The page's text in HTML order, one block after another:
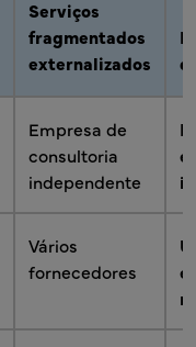
Serviços
fragmentados
externalizados
Empresa de
consultoria
independente
Vários
fornecedores